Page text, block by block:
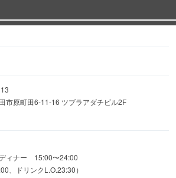
楽しみいただけます。
ときをお過ごしください。
市原町田6-11-16 ツブラアダチビル2F
ィナー 15:00〜24:00
、ドリンクL.O.23:30）